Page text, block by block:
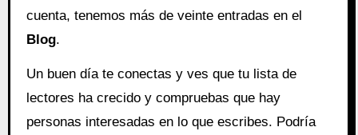
cuenta, tenemos más de veinte entradas en el
Blog.
Un buen día te conectas y ves que tu lista de
lectores ha crecido y compruebas que hay
personas interesadas en lo que escribes. Podría